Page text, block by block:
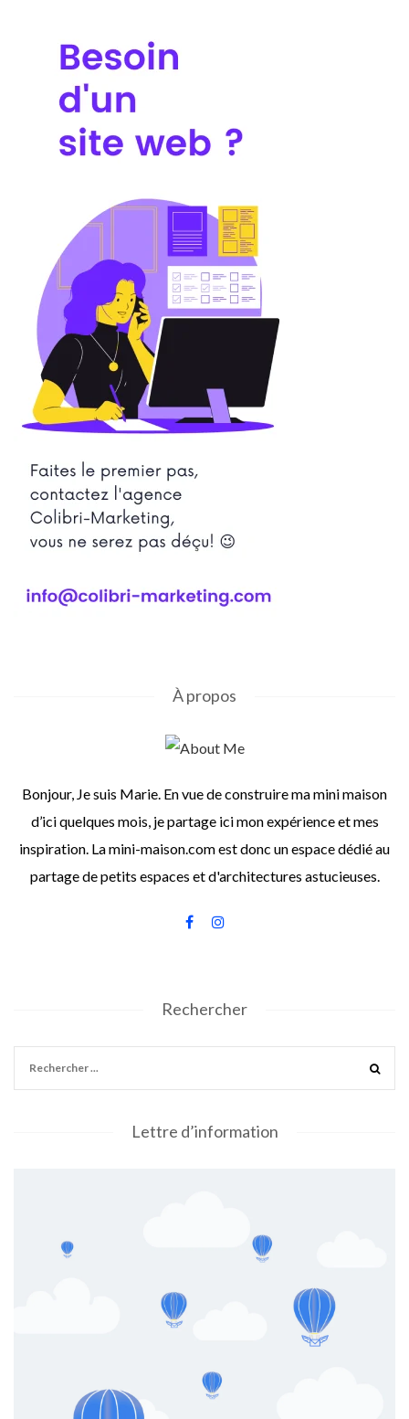
À propos
Bonjour, Je suis Marie. En vue de construire ma mini maison
d’ici quelques mois, je partage ici mon expérience et mes
inspiration. La mini-maison.com est donc un espace dédié au
partage de petits espaces et d'architectures astucieuses.
Rechercher
Lettre d’information